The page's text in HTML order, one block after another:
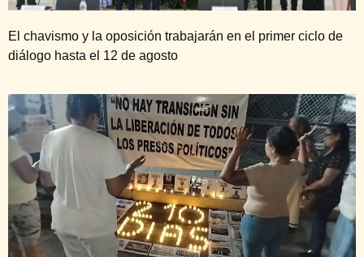
El chavismo y la oposición trabajarán en el primer ciclo de
diálogo hasta el 12 de agosto